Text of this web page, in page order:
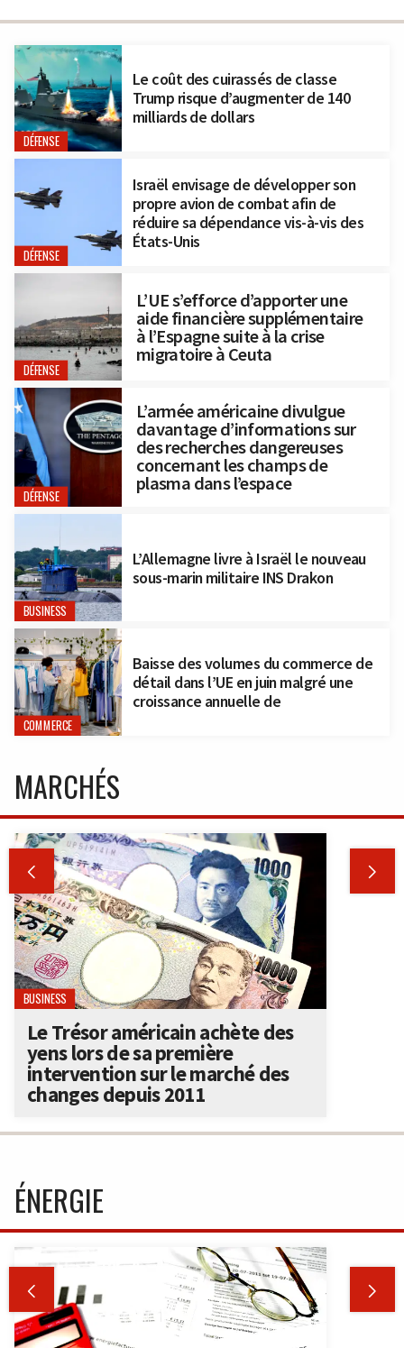
DÉFENSE
Le coût des cuirassés de classe
Trump risque d’augmenter de 140
milliards de dollars
DÉFENSE
Israël envisage de développer son
propre avion de combat afin de
réduire sa dépendance vis-à-vis des
États-Unis
DÉFENSE
L’UE s’efforce d’apporter une
aide financière supplémentaire
à l’Espagne suite à la crise
migratoire à Ceuta
DÉFENSE
L’armée américaine divulgue
davantage d’informations sur
des recherches dangereuses
concernant les champs de
plasma dans l’espace
BUSINESS
L’Allemagne livre à Israël le nouveau
sous-marin militaire INS Drakon
COMMERCE
Baisse des volumes du commerce de
détail dans l’UE en juin malgré une
croissance annuelle de
MARCHÉS
 
BUSINESS
Le Trésor américain achète des
yens lors de sa première
intervention sur le marché des
changes depuis 2011
ÉNERGIE
 